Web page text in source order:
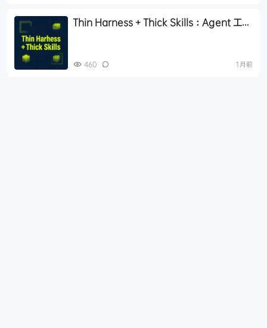
Thin Harness + Thick Skills：Agent 工程
460 1月前